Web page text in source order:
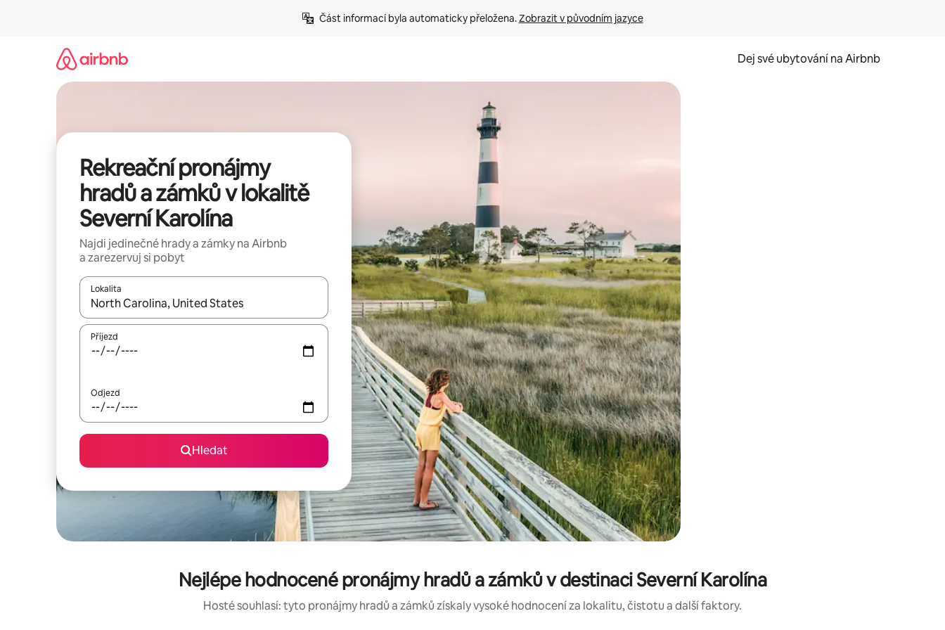
Část informací byla automaticky přeložena. Zobrazit v původním jazyce
Dej své ubytování na Airbnb
Rekreační pronájmy
hradů a zámků v lokalitě
Severní Karolína
Najdi jedinečné hrady a zámky na Airbnb
a zarezervuj si pobyt
Lokalita
Až budou výsledky k dispozici, můžeš si je procházet pomocí šipek nahoru a dolů, dotykem nebo přejetím prstem.
Příjezd
Odjezd
Hledat
Nejlépe hodnocené pronájmy hradů a zámků v destinaci Severní Karolína
Hosté souhlasí: tyto pronájmy hradů a zámků získaly vysoké hodnocení za lokalitu, čistotu a další faktory.